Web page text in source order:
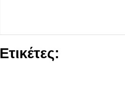
Ετικέτες: